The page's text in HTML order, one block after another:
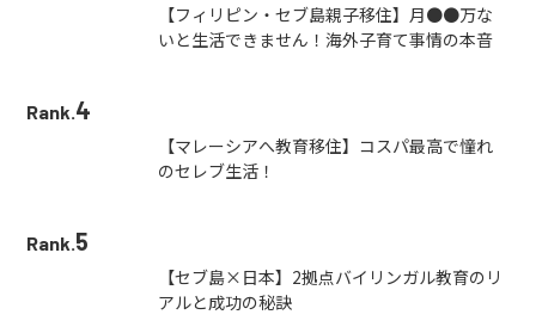
【フィリピン・セブ島親子移住】月●●万な
いと生活できません！海外子育て事情の本音
Rank.4
【マレーシアへ教育移住】コスパ最高で憧れ
のセレブ生活！
Rank.5
【セブ島×日本】2拠点バイリンガル教育のリ
アルと成功の秘訣